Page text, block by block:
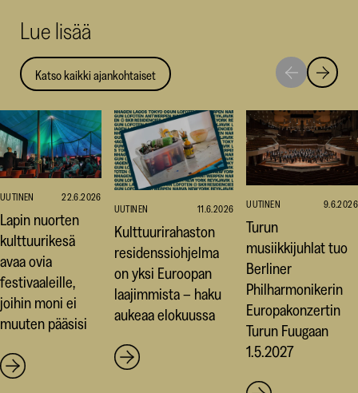
Lue lisää
Katso kaikki ajankohtaiset
Siirry
seuraavaan
Siirry
UUTINEN 22.6.2026
Lapin nuorten
kulttuurikesä
avaa ovia
festivaaleille,
joihin moni ei
muuten pääsisi
UUTINEN 11.6.2026
Kulttuurirahaston
residenssiohjelma
on yksi Euroopan
laajimmista – haku
aukeaa elokuussa
UUTINEN 9.6.2026
Turun
musiikkijuhlat tuo
Berliner
Philharmonikerin
Europakonzertin
Turun Fuugaan
1.5.2027